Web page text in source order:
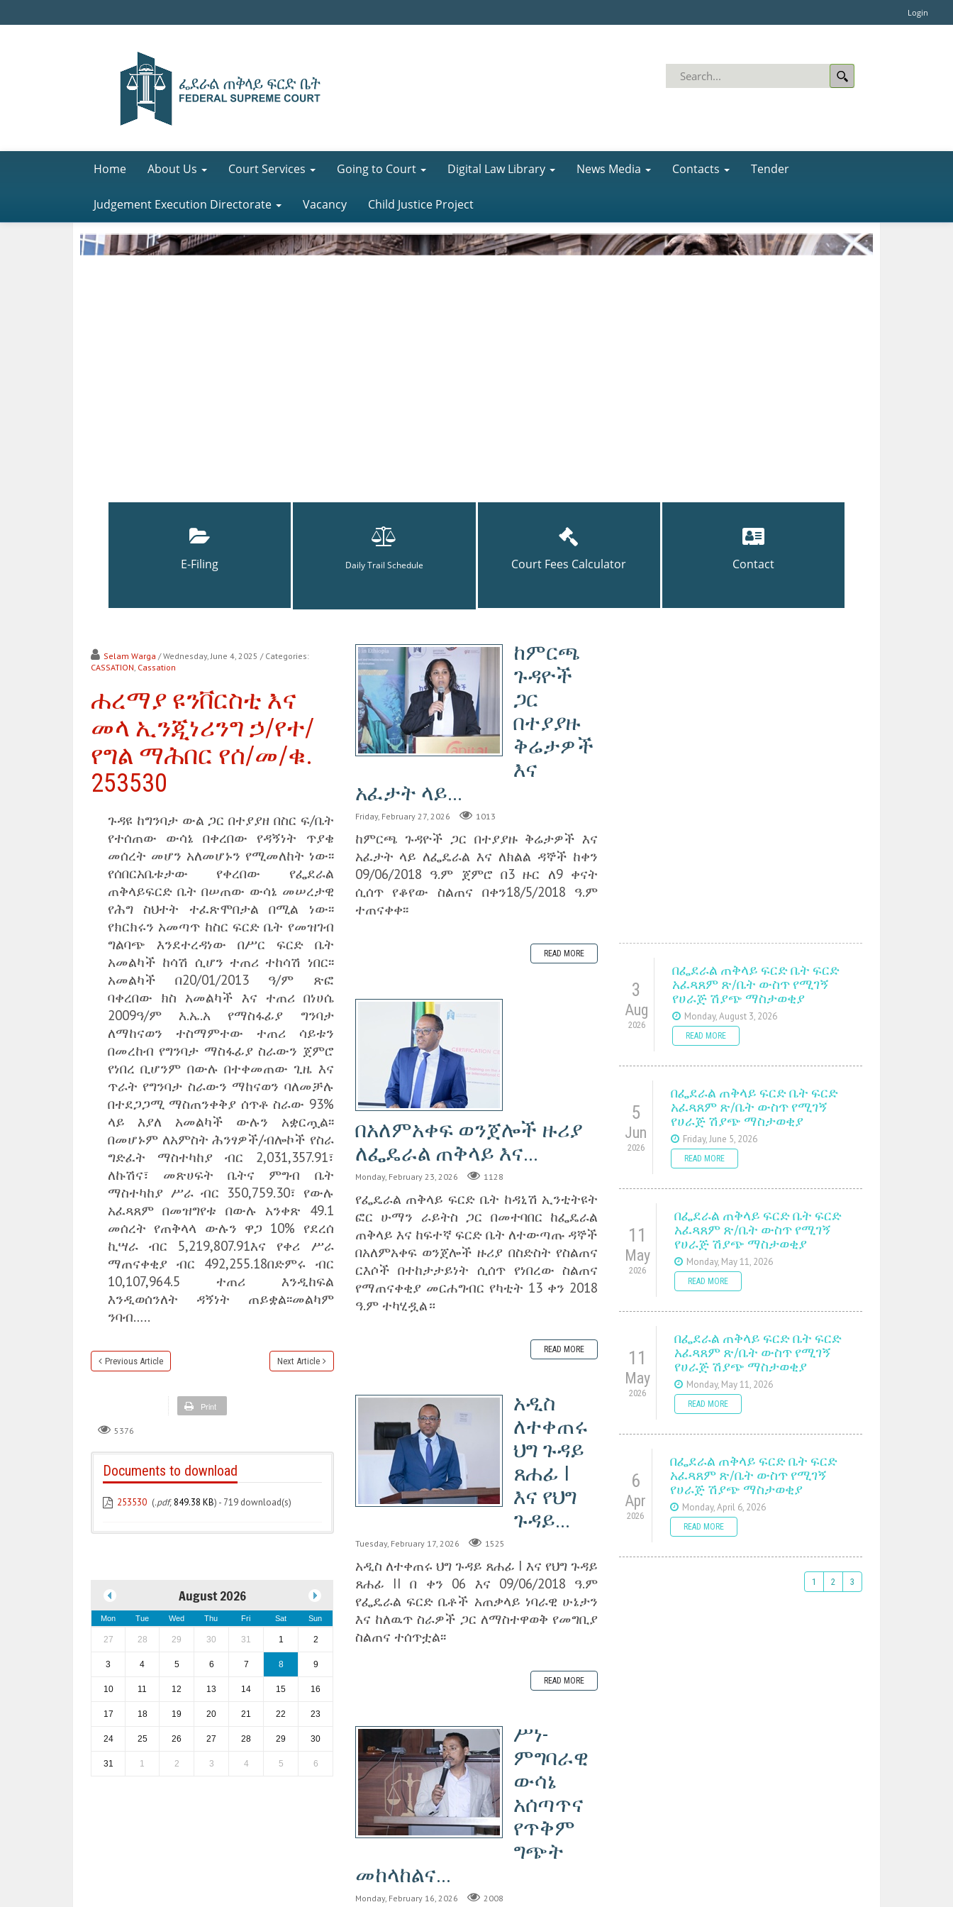
Login
Home About Us Court Services Going to Court Digital Law Library News Media Contacts Tender
Judgement Execution Directorate Vacancy Child Justice Project
E-Filing Daily Trail Schedule Court Fees Calculator Contact
Selam Warga / Wednesday, June 4, 2025 / Categories:
CASSATION, Cassation
ሐረማያ ዩንቨርስቲ እና
መላ ኢንጂነሪንግ ኃ/የተ/
የግል ማሕበር የሰ/መ/ቁ.
253530
ጉዳዩ ከግንባታ ውል ጋር በተያያዘ በስር ፍ/ቤት
የተሰጠው ውሳኔ በቀረበው የዳኝነት ጥያቄ
መሰረት መሆን አለመሆኑን የሚመለከት ነው፡፡
የሰበርአቤቱታው የቀረበው የፌደራል
ጠቅላይፍርድ ቤት በሠጠው ውሳኔ መሠረታዊ
የሕግ ስህተት ተፈጽሞበታል በሚል ነው፡፡
የክርክሩን አመጣጥ ከስር ፍርድ ቤት የመዝገብ
ግልባጭ እንደተረዳነው በሥር ፍርድ ቤት
አመልካች ከሳሽ ሲሆን ተጠሪ ተከሳሽ ነበር፡፡
አመልካች በ20/01/2013 ዓ/ም ጽፎ
ባቀረበው ክስ አመልካች እና ተጠሪ በነሀሴ
2009ዓ/ም እ.ኤ.አ የማስፋፊያ ግንባታ
ለማከናወን ተስማምተው ተጠሪ ሳይቱን
በመረከብ የግንባታ ማስፋፊያ ስራውን ጀምሮ
የነበረ ቢሆንም በውሉ በተቀመጠው ጊዜ እና
ጥራት የግንባታ ስራውን ማከናወን ባለመቻሉ
በተደጋጋሚ ማስጠንቀቅያ ሰጥቶ ስራው 93%
ላይ እያለ አመልካች ውሉን አቋርጧል፡፡
በመሆኑም ለአምስት ሕንፃዎች/ብሎኮች የስራ
ግድፈት ማስተካከያ ብር 2,031,357.91፣
ለኩሽና፣ መጽሀፍት ቤትና ምግብ ቤት
ማስተካከያ ሥራ ብር 350,759.30፣ የውሉ
አፈጻጸም በመዝግየቱ በውሉ አንቀጽ 49.1
መሰረት የጠቅላላ ውሉን ዋጋ 10% የደረሰ
ኪሣራ ብር 5,219,807.91እና የቀሪ ሥራ
ማጠናቀቂያ ብር 492,255.18በድምሩ ብር
10,107,964.5 ተጠሪ እንዲከፍል
እንዲወሰንለት ዳኝነት ጠይቋል፡፡መልካም
ንባብ…..
Previous Article Next Article
Print
5376
Documents to download
253530 (.pdf, 849.38 KB) - 719 download(s)
August 2026
Mon Tue Wed Thu Fri Sat Sun
27 28 29 30 31 1 2
3 4 5 6 7 8 9
10 11 12 13 14 15 16
17 18 19 20 21 22 23
24 25 26 27 28 29 30
31 1 2 3 4 5 6
ከምርጫ
ጉዳዮች
ጋር
በተያያዙ
ቅሬታዎች
እና
አፈታት ላይ...
Friday, February 27, 2026 1013
ከምርጫ ጉዳዮች ጋር በተያያዙ ቅሬታዎች እና
አፈታት ላይ ለፌዴራል እና ለክልል ዳኞች ከቀን
09/06/2018 ዓ.ም ጀምሮ በ3 ዙር ለ9 ቀናት
ሲሰጥ የቆየው ስልጠና በቀን18/5/2018 ዓ.ም
ተጠናቀቀ፡፡
READ MORE
በአለምአቀፍ ወንጀሎች ዙሪያ
ለፌዴራል ጠቅላይ እና...
Monday, February 23, 2026 1128
የፌዴራል ጠቅላይ ፍርድ ቤት ከዳኒሽ ኢንቲትዩት
ፎር ሁማን ራይትስ ጋር በመተባበር ከፌዴራል
ጠቅላይ እና ከፍተኛ ፍርድ ቤት ለተውጣጡ ዳኞች
በአለምአቀፍ ወንጀሎች ዙሪያ በስድስት የስልጠና
ርእሶች በተከታታይነት ሲሰጥ የነበረው ስልጠና
የማጠናቀቂያ መርሐግብር የካቲት 13 ቀን 2018
ዓ.ም ተካሂዷል።
READ MORE
አዲስ
ለተቀጠሩ
ህግ ጉዳይ
ጸሐፊ I
እና የህግ
ጉዳይ...
Tuesday, February 17, 2026 1525
አዲስ ለተቀጠሩ ህግ ጉዳይ ጸሐፊ I እና የህግ ጉዳይ
ጸሐፊ II በ ቀን 06 እና 09/06/2018 ዓ.ም
የፌዴራል ፍርድ ቤቶች አጠቃላይ ነባራዊ ሁኔታን
እና ከለዉጥ ስራዎች ጋር ለማስተዋወቅ የመግቢያ
ስልጠና ተሰጥቷል፡፡
READ MORE
ሥነ-
ምግባራዊ
ውሳኔ
አሰጣጥና
የጥቅም
ግጭት
መከላከልና...
Monday, February 16, 2026 2008
3
Aug
2026
በፌደራል ጠቅላይ ፍርድ ቤት ፍርድ
አፈጻጸም ጽ/ቤት ውስጥ የሚገኝ
የሀራጅ ሽያጭ ማስታወቂያ
Monday, August 3, 2026
READ MORE
5
Jun
2026
በፌደራል ጠቅላይ ፍርድ ቤት ፍርድ
አፈጻጸም ጽ/ቤት ውስጥ የሚገኝ
የሀራጅ ሽያጭ ማስታወቂያ
Friday, June 5, 2026
READ MORE
11
May
2026
በፌደራል ጠቅላይ ፍርድ ቤት ፍርድ
አፈጻጸም ጽ/ቤት ውስጥ የሚገኝ
የሀራጅ ሽያጭ ማስታወቂያ
Monday, May 11, 2026
READ MORE
11
May
2026
በፌደራል ጠቅላይ ፍርድ ቤት ፍርድ
አፈጻጸም ጽ/ቤት ውስጥ የሚገኝ
የሀራጅ ሽያጭ ማስታወቂያ
Monday, May 11, 2026
READ MORE
6
Apr
2026
በፌደራል ጠቅላይ ፍርድ ቤት ፍርድ
አፈጻጸም ጽ/ቤት ውስጥ የሚገኝ
የሀራጅ ሽያጭ ማስታወቂያ
Monday, April 6, 2026
READ MORE
1 2 3